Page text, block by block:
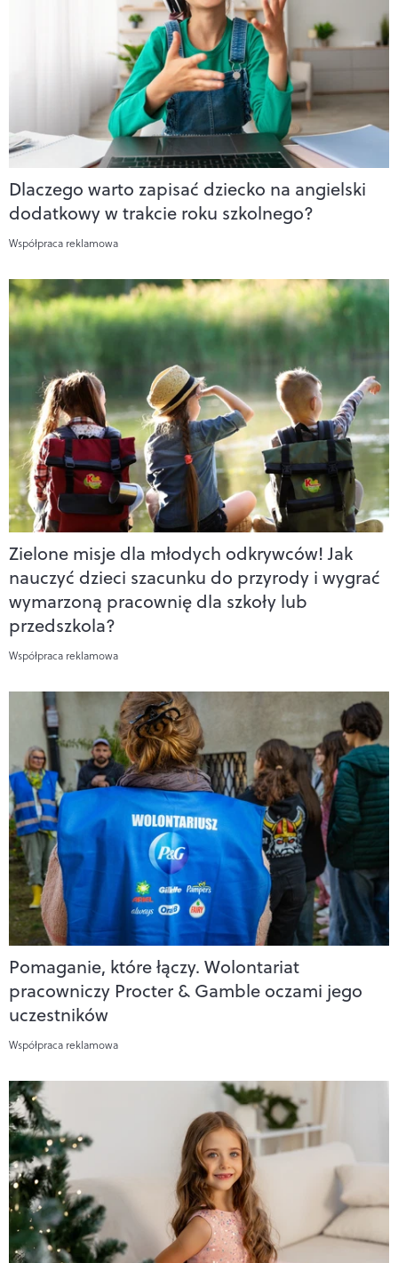
Dlaczego warto zapisać dziecko na angielski
dodatkowy w trakcie roku szkolnego?
Współpraca reklamowa
Zielone misje dla młodych odkrywców! Jak
nauczyć dzieci szacunku do przyrody i wygrać
wymarzoną pracownię dla szkoły lub
przedszkola?
Współpraca reklamowa
Pomaganie, które łączy. Wolontariat
pracowniczy Procter & Gamble oczami jego
uczestników
Współpraca reklamowa